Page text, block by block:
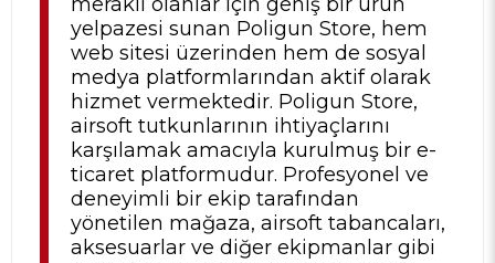
yelpazesi sunan Poligun Store, hem
web sitesi üzerinden hem de sosyal
medya platformlarından aktif olarak
hizmet vermektedir. Poligun Store,
airsoft tutkunlarının ihtiyaçlarını
karşılamak amacıyla kurulmuş bir e-
ticaret platformudur. Profesyonel ve
deneyimli bir ekip tarafından
yönetilen mağaza, airsoft tabancaları,
aksesuarlar ve diğer ekipmanlar gibi